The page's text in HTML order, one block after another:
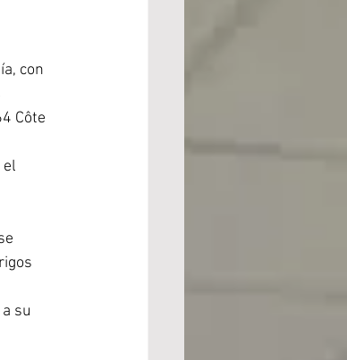
con
Côte
el
su